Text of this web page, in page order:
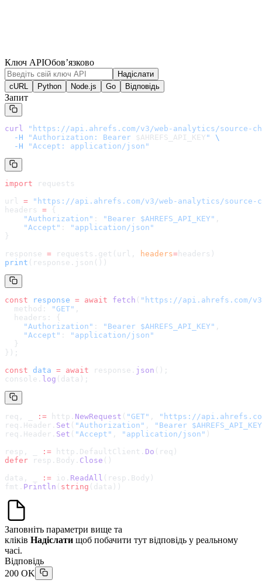
Ключ APIОбов’язково
Надіслати
cURL
Python Node.js Go Відповідь
Запит
curl " https://api.ahrefs.com/v3/web-analytics/source-
  -H
"Authorization: Bearer $AHREFS_API_KEY "
\
  -H
"Accept: application/json"
import requests
url = " https://api.ahrefs.com/v3/web-analytics/source-
headers = {
    "Authorization"
: "Bearer $AHREFS_API_KEY" ,
    "Accept"
:
"application/json"
}
response = requests.get(url, headers= headers )
print (response.json())
const response = await fetch ( " https://api.ahrefs.com/
  method:
"GET" ,
  headers: {
    "Authorization"
: "Bearer $AHREFS_API_KEY" ,
    "Accept"
:
"application/json"
  }
});
const data = await response. json ();
console. log (data);
req, _ := http. NewRequest ( "GET" , " https://
req.Header. Set ( "Authorization" ,
"Bearer
req.Header. Set ( "Accept" , "application/json" )
resp, _
:= http.DefaultClient. Do (req)
defer resp.Body. Close ()
data, _
:= io. ReadAll (resp.Body)
fmt. Println ( string (data))
Заповніть параметри вище та
кліків Надіслати щоб побачити тут відповідь у реальному
часі.
Відповідь
200 OK